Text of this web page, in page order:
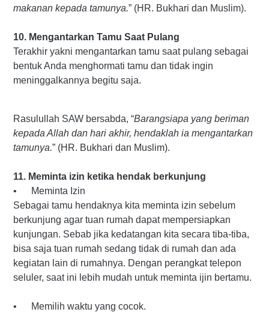
makanan kepada tamunya.” (HR. Bukhari dan Muslim).
10. Mengantarkan Tamu Saat Pulang
Terakhir yakni mengantarkan tamu saat pulang sebagai
bentuk Anda menghormati tamu dan tidak ingin
meninggalkannya begitu saja.
Rasulullah SAW bersabda, “Barangsiapa yang beriman
kepada Allah dan hari akhir, hendaklah ia mengantarkan
tamunya.” (HR. Bukhari dan Muslim).
11. Meminta izin ketika hendak berkunjung
• Meminta Izin
Sebagai tamu hendaknya kita meminta izin sebelum
berkunjung agar tuan rumah dapat mempersiapkan
kunjungan. Sebab jika kedatangan kita secara tiba-tiba,
bisa saja tuan rumah sedang tidak di rumah dan ada
kegiatan lain di rumahnya. Dengan perangkat telepon
seluler, saat ini lebih mudah untuk meminta ijin bertamu.
• Memilih waktu yang cocok.